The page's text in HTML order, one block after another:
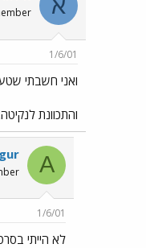
א
1/6/01
ואני חשבתי
והתכוונת
A
1/6/01
לא הייתי